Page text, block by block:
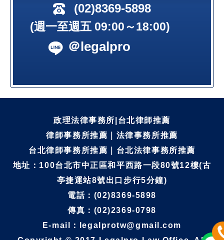
(02)8369-5898
(週一至週五 09:00～18:00)
＠legalpro
政理法律事務所|台北律師推薦
律師事務所推薦｜法律事務所推薦
台北律師事務所推薦｜台北法律事務所推薦
地址：100台北市中正區和平西路一段80號12樓(古
亭捷運站8號出口步行5分鐘)
電話：(02)8369-5898
傳真：(02)2369-0798
E-mail：legalprotw@gmail.com